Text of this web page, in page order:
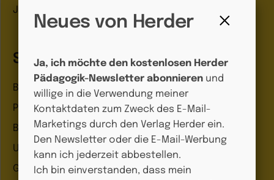
Jobbörse
Shop
Bildungsbereiche
Praxisideen
Beobachtung & Dokumentation
Unter 3
Ganztag
Neues von Herder
Ja, ich möchte den kostenlosen Herder
Pädagogik-Newsletter abonnieren und
willige in die Verwendung meiner
Kontaktdaten zum Zweck des E-Mail-
Marketings durch den Verlag Herder ein.
Den Newsletter oder die E-Mail-Werbung
kann ich jederzeit abbestellen.
Ich bin einverstanden, dass mein